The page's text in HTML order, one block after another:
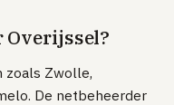
Overijssel?
zoals Zwolle,
De netbeheerder